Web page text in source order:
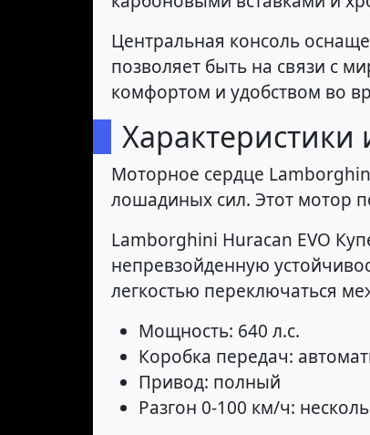
Центральная консоль
позволяет быть на связи с
комфортом и удобством во
Характеристики
Моторное сердце
лошадиных сил. Этот мотор
Lamborghini Huracan EVO
непревзойденную
легкостью переключаться
Мощность: 640 л.с.
Коробка передач:
Привод: полный
Разгон 0-100 км/ч: